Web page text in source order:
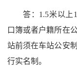
答：1.5米以上
口簿或者户籍所在
站前须在车站公安
行实名制。